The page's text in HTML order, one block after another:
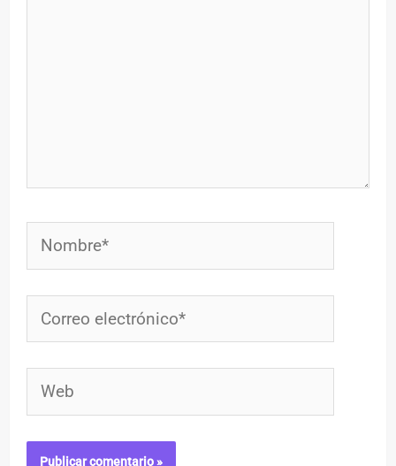
Nombre*
Correo
electrónico*
Web